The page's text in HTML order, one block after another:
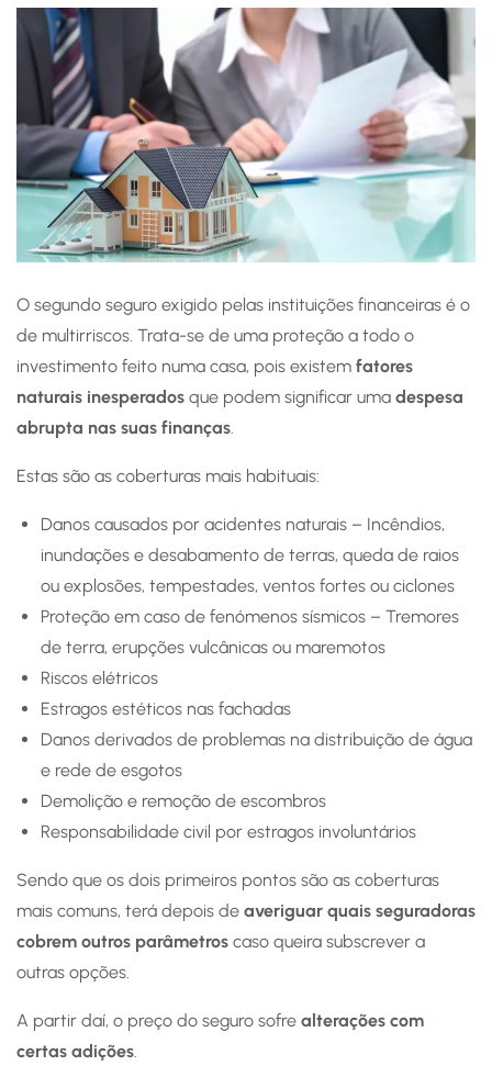
O segundo seguro exigido pelas instituições financeiras é o
de multirriscos. Trata-se de uma proteção a todo o
investimento feito numa casa, pois existem fatores
naturais inesperados que podem significar uma despesa
abrupta nas suas finanças.
Estas são as coberturas mais habituais:
Danos causados por acidentes naturais – Incêndios,
inundações e desabamento de terras, queda de raios
ou explosões, tempestades, ventos fortes ou ciclones
Proteção em caso de fenómenos sísmicos – Tremores
de terra, erupções vulcânicas ou maremotos
Riscos elétricos
Estragos estéticos nas fachadas
Danos derivados de problemas na distribuição de água
e rede de esgotos
Demolição e remoção de escombros
Responsabilidade civil por estragos involuntários
Sendo que os dois primeiros pontos são as coberturas
mais comuns, terá depois de averiguar quais seguradoras
cobrem outros parâmetros caso queira subscrever a
outras opções.
A partir daí, o preço do seguro sofre alterações com
certas adições.